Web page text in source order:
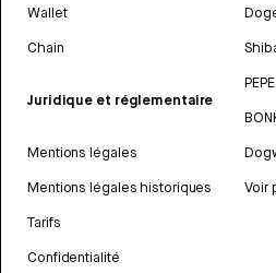
Wallet
Chain
Juridique et réglementaire
Mentions légales
Mentions légales historiques
Tarifs
Confidentialité
Voir